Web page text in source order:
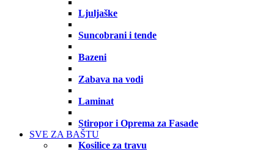
Ljuljaške
Suncobrani i tende
Bazeni
Zabava na vodi
Laminat
Stiropor i Oprema za Fasade
SVE ZA BAŠTU
Kosilice za travu